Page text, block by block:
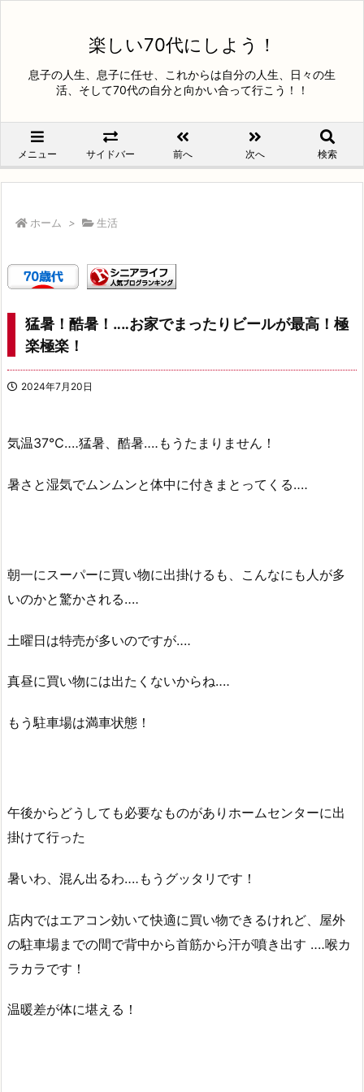
楽しい70代にしよう！
息子の人生、息子に任せ、これからは自分の人生、日々の生
活、そして70代の自分と向かい合って行こう！！
メニュー サイドバー 前へ 次へ 検索
ホーム > 生活
猛暑！酷暑！‥‥お家でまったりビールが最高！極
楽極楽！
2024年7月20日
気温37℃‥‥猛暑、酷暑‥‥もうたまりません！
暑さと湿気でムンムンと体中に付きまとってくる‥‥
朝一にスーパーに買い物に出掛けるも、こんなにも人が多
いのかと驚かされる‥‥
土曜日は特売が多いのですが‥‥
真昼に買い物には出たくないからね‥‥
もう駐車場は満車状態！
午後からどうしても必要なものがありホームセンターに出
掛けて行った
暑いわ、混ん出るわ‥‥もうグッタリです！
店内ではエアコン効いて快適に買い物できるけれど、屋外
の駐車場までの間で背中から首筋から汗が噴き出す ‥‥喉カ
ラカラです！
温暖差が体に堪える！